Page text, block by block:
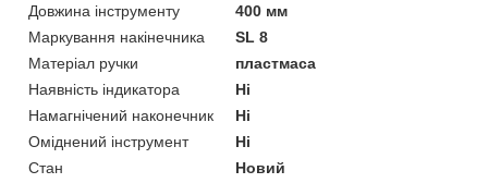
Довжина інструменту
400 мм
Маркування накінечника
SL 8
Матеріал ручки
пластмаса
Наявність індикатора
Ні
Намагнічений наконечник
Ні
Оміднений інструмент
Ні
Стан
Новий